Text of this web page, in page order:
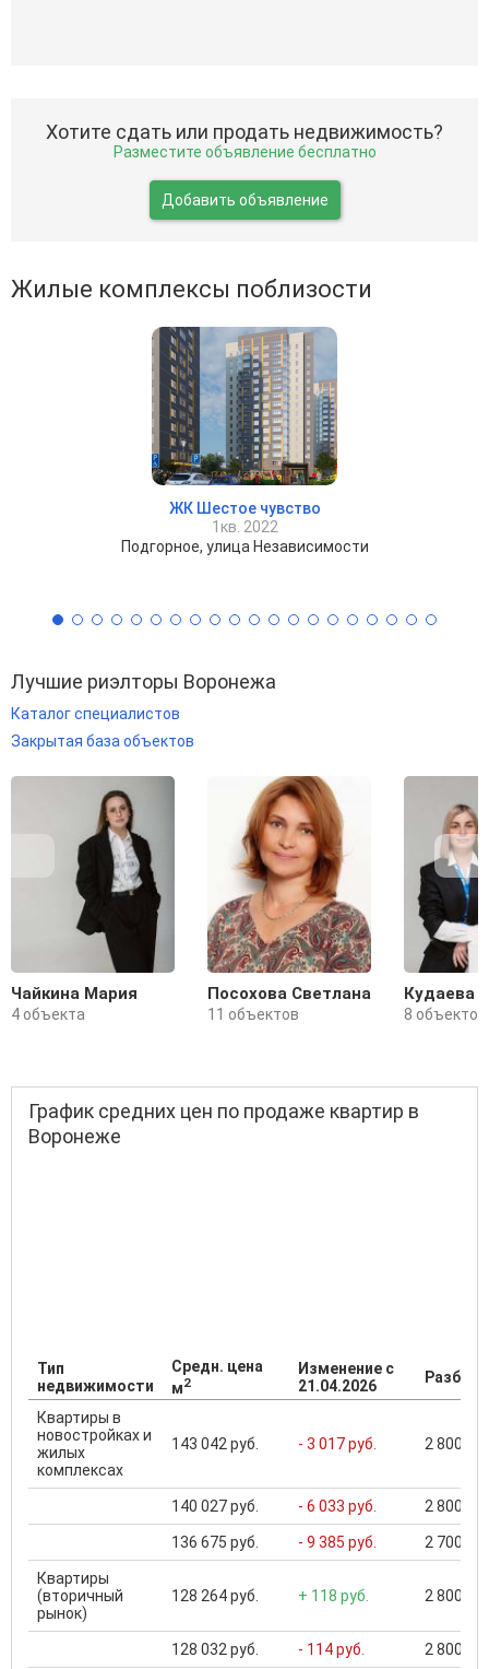
Хотите сдать или продать недвижимость?
Разместите объявление бесплатно
Добавить объявление
Жилые комплексы поблизости
ЖК Шестое чувство
1кв. 2022
Подгорное, улица Независимости
Лучшие риэлторы Воронежа
Каталог специалистов
Закрытая база объектов
Чайкина Мария
4 объекта
Посохова Светлана
11 объектов
Кудаева
8 объектов
График средних цен по продаже квартир в
Воронеже
Тип
недвижимости
Средн. цена
м2
Изменение с
21.04.2026
Квартиры в
новостройках и
жилых
комплексах
143 042 руб. - 3 017 руб. 2 800
140 027 руб. - 6 033 руб. 2 800
136 675 руб. - 9 385 руб. 2 700
Квартиры
(вторичный
рынок)
128 264 руб. + 118 руб. 2 800
128 032 руб. - 114 руб. 2 800